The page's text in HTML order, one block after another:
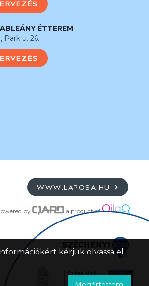
ÉTTEREM
Park u. 26.
WWW.LAPOSA.HU
by a product of
kérjük olvassa el